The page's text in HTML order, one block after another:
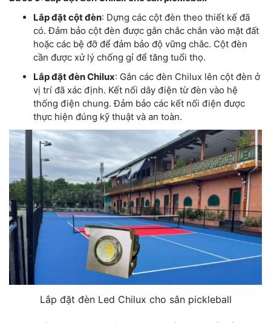
Lắp đặt cột đèn: Dựng các cột đèn theo thiết kế đã
có. Đảm bảo cột đèn được gắn chắc chắn vào mặt đất
hoặc các bệ đỡ để đảm bảo độ vững chắc. Cột đèn
cần được xử lý chống gỉ để tăng tuổi thọ.
Lắp đặt đèn Chilux: Gắn các đèn Chilux lên cột đèn ở
vị trí đã xác định. Kết nối dây điện từ đèn vào hệ
thống điện chung. Đảm bảo các kết nối điện được
thực hiện đúng kỹ thuật và an toàn.
Lắp đặt đèn Led Chilux cho sân pickleball